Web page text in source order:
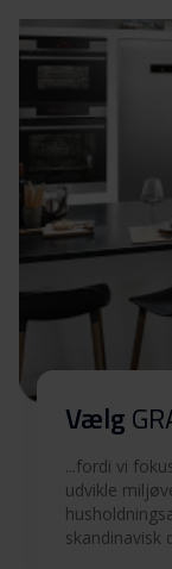
Produktbillede
Vælg
...fordi vi
udvikle
skandinavisk